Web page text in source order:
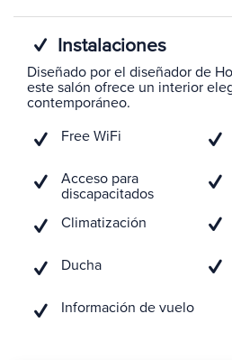
Instalaciones
Diseñado por el diseñador de
este salón ofrece un interior
contemporáneo.
Free WiFi
Acceso para
discapacitados
Climatización
Ducha
Información de vuelo